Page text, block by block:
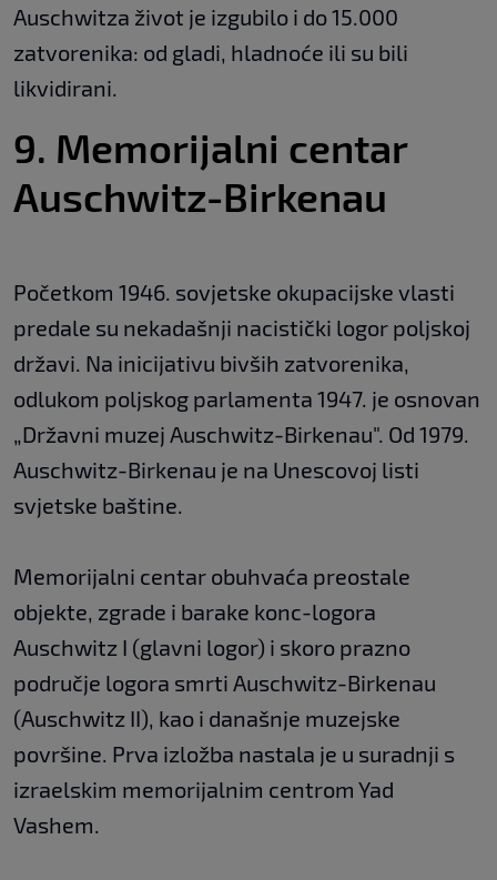
Auschwitza život je izgubilo i do 15.000
zatvorenika: od gladi, hladnoće ili su bili
likvidirani.
9. Memorijalni centar
Auschwitz-Birkenau
Početkom 1946. sovjetske okupacijske vlasti
predale su nekadašnji nacistički logor poljskoj
državi. Na inicijativu bivših zatvorenika,
odlukom poljskog parlamenta 1947. je osnovan
„Državni muzej Auschwitz-Birkenau". Od 1979.
Auschwitz-Birkenau je na Unescovoj listi
svjetske baštine.
Memorijalni centar obuhvaća preostale
objekte, zgrade i barake konc-logora
Auschwitz I (glavni logor) i skoro prazno
područje logora smrti Auschwitz-Birkenau
(Auschwitz II), kao i današnje muzejske
površine. Prva izložba nastala je u suradnji s
izraelskim memorijalnim centrom Yad
Vashem.